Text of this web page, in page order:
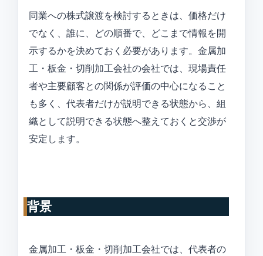
同業への株式譲渡を検討するときは、価格だけ
でなく、誰に、どの順番で、どこまで情報を開
示するかを決めておく必要があります。金属加
工・板金・切削加工会社の会社では、現場責任
者や主要顧客との関係が評価の中心になること
も多く、代表者だけが説明できる状態から、組
織として説明できる状態へ整えておくと交渉が
安定します。
背景
金属加工・板金・切削加工会社では、代表者の